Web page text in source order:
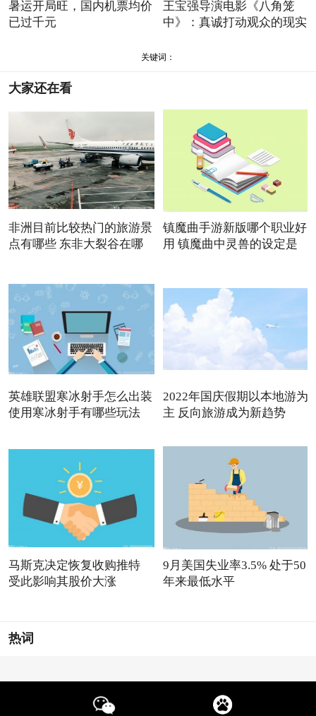
暑运开局旺，国内机票均价
已过千元
王宝强导演电影《八角笼
中》：真诚打动观众的现实
关键词：
大家还在看
非洲目前比较热门的旅游景
点有哪些 东非大裂谷在哪
镇魔曲手游新版哪个职业好
用 镇魔曲中灵兽的设定是
英雄联盟寒冰射手怎么出装
使用寒冰射手有哪些玩法
2022年国庆假期以本地游为
主 反向旅游成为新趋势
马斯克决定恢复收购推特
受此影响其股价大涨
9月美国失业率3.5% 处于50
年来最低水平
热词